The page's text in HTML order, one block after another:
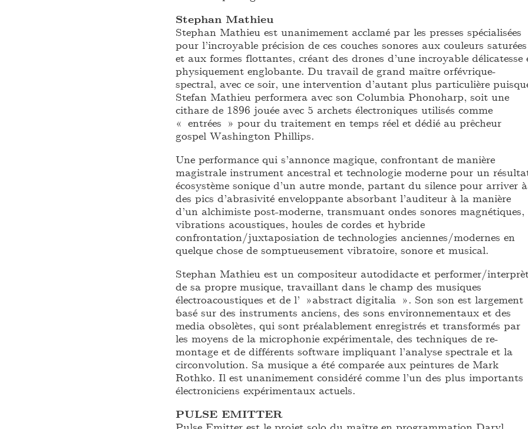
Stephan Mathieu
Stephan Mathieu est unanimement acclamé par les presses spécialisées
pour l’incroyable précision de ces couches sonores aux couleurs saturées
et aux formes flottantes, créant des drones d’une incroyable délicatesse
physiquement englobante. Du travail de grand maître orfévrique-
spectral, avec ce soir, une intervention d’autant plus particulière
Stefan Mathieu performera avec son Columbia Phonoharp, soit une
cithare de 1896 jouée avec 5 archets électroniques utilisés comme
« entrées » pour du traitement en temps réel et dédié au prêcheur
gospel Washington Phillips.
Une performance qui s’annonce magique, confrontant de manière
magistrale instrument ancestral et technologie moderne pour un
écosystème sonique d’un autre monde, partant du silence pour arriver à
des pics d’abrasivité enveloppante absorbant l’auditeur à la manière
d’un alchimiste post-moderne, transmuant ondes sonores magnétiques,
vibrations acoustiques, houles de cordes et hybride
confrontation/juxtaposiation de technologies anciennes/modernes en
quelque chose de somptueusement vibratoire, sonore et musical.
Stephan Mathieu est un compositeur autodidacte et performer/
de sa propre musique, travaillant dans le champ des musiques
électroacoustiques et de l’ »abstract digitalia ». Son son est largement
basé sur des instruments anciens, des sons environnementaux et des
media obsolètes, qui sont préalablement enregistrés et transformés par
les moyens de la microphonie expérimentale, des techniques de re-
montage et de différents software impliquant l’analyse spectrale et la
circonvolution. Sa musique a été comparée aux peintures de Mark
Rothko. Il est unanimement considéré comme l’un des plus importants
électroniciens expérimentaux actuels.
PULSE EMITTER